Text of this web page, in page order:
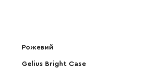
Рожевий
Gelius Bright Case